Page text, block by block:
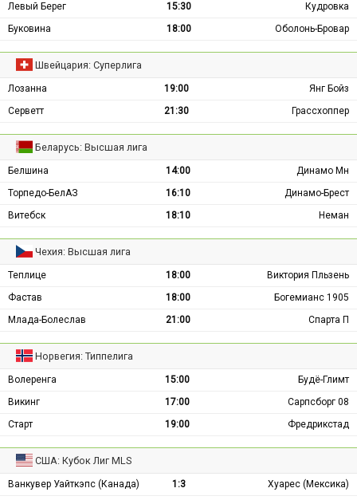
Левый Берег
15:30
Кудровка
Буковина
18:00 Оболонь-Бровар
Швейцария: Суперлига
Лозанна 19:00
Янг Бойз
Серветт
21:30 Грассхоппер
Беларусь: Высшая лига
Белшина 14:00
Динамо Мн
Торпедо-БелАЗ
16:10
Динамо-Брест
Витебск
18:10 Неман
Чехия: Высшая лига
Теплице 18:00
Виктория Пльзень
Фастав
18:00
Богемианс 1905
Млада-Болеслав
21:00 Спарта П
Норвегия: Типпелига
Волеренга 15:00
Будё-Глимт
Викинг
17:00
Сарпсборг 08
Старт
19:00 Фредрикстад
США: Кубок Лиг MLS
Ванкувер Уайткэпс (Канада) 1:3
Хуарес (Мексика)